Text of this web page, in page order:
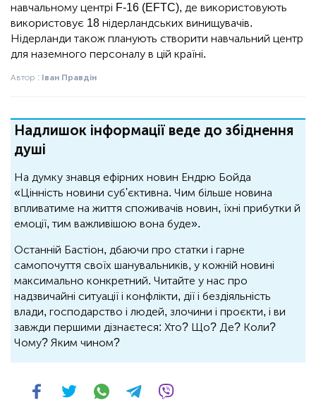
навчальному центрі F-16 (EFTC), де використовують
використовує 18 нідерландських винищувачів.
Нідерланди також планують створити навчальний центр
для наземного персоналу в цій країні.
Автор : Іван Правдін
Надлишок інформації веде до збіднення
душі
На думку знавця ефірних новин Ендрю Бойда
«Цінність новини суб'єктивна. Чим більше новина
впливатиме на життя споживачів новин, їхні прибутки й
емоції, тим важливішою вона буде».
Останній Бастіон, дбаючи про статки і гарне
самопочуття своїх шанувальників, у кожній новині
максимально конкретний. Читайте у нас про
надзвичайні ситуації і конфлікти, дії і бездіяльність
влади, господарство і людей, злочини і проєкти, і ви
завжди першими дізнаєтеся: Хто? Що? Де? Коли?
Чому? Яким чином?